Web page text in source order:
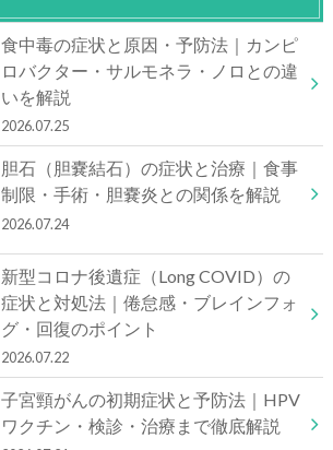
食中毒の症状と原因・予防法｜カンピ
ロバクター・サルモネラ・ノロとの違
いを解説
2026.07.25
胆石（胆嚢結石）の症状と治療｜食事
制限・手術・胆嚢炎との関係を解説
2026.07.24
新型コロナ後遺症（Long COVID）の
症状と対処法｜倦怠感・ブレインフォ
グ・回復のポイント
2026.07.22
子宮頸がんの初期症状と予防法｜HPV
ワクチン・検診・治療まで徹底解説